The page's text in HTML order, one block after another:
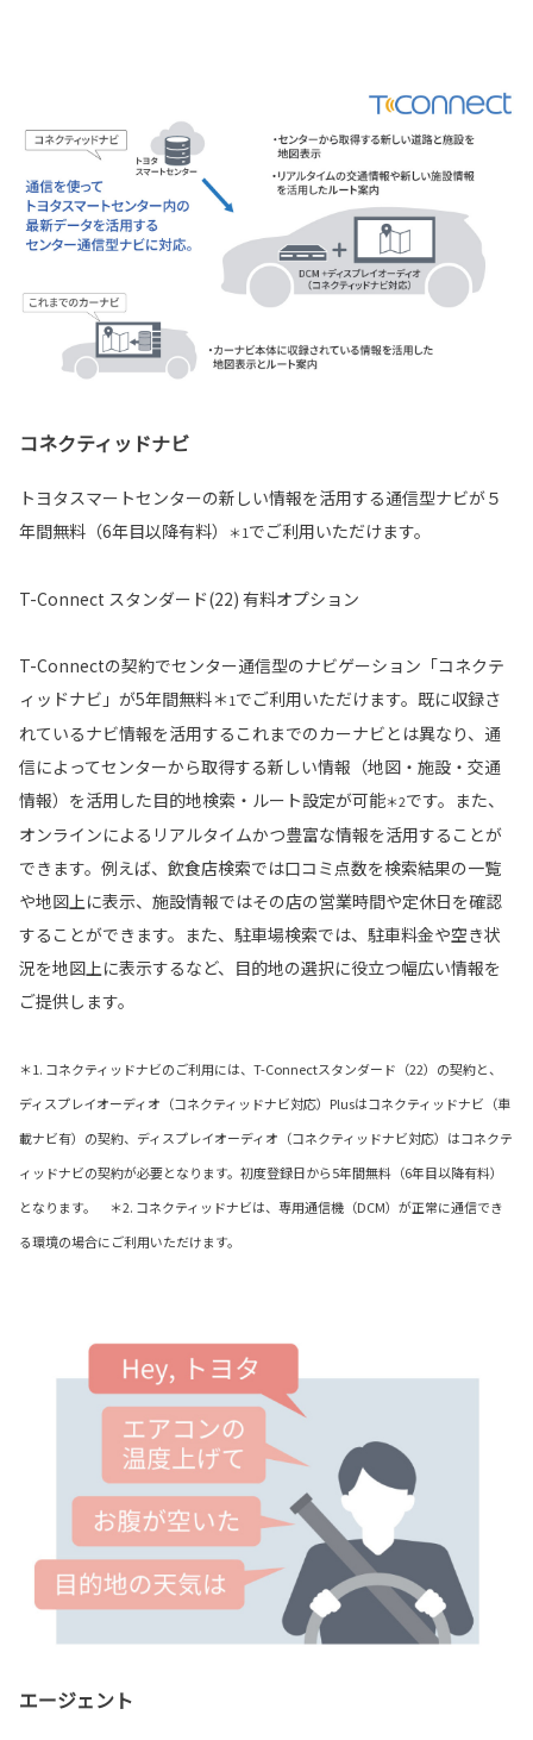
コネクティッドナビ
トヨタスマートセンターの新しい情報を活用する通信型ナビが５
年間無料（6年目以降有料）
＊1でご利用いただけます。
T-Connect スタンダード(22) 有料オプション
T-Connectの契約でセンター通信型のナビゲーション「コネクテ
ィッドナビ」が5年間無料＊1でご利用いただけます。既に収録さ
れているナビ情報を活用するこれまでのカーナビとは異なり、通
信によってセンターから取得する新しい情報（地図・施設・交通
情報）を活用した目的地検索・ルート設定が可能＊2です。また、
オンラインによるリアルタイムかつ豊富な情報を活用することが
できます。例えば、飲食店検索では口コミ点数を検索結果の一覧
や地図上に表示、施設情報ではその店の営業時間や定休日を確認
することができます。また、駐車場検索では、駐車料金や空き状
況を地図上に表示するなど、目的地の選択に役立つ幅広い情報を
ご提供します。
＊1. コネクティッドナビのご利用には、T-Connectスタンダード（22）の契約と、
ディスプレイオーディオ（コネクティッドナビ対応）Plusはコネクティッドナビ（車
載ナビ有）の契約、ディスプレイオーディオ（コネクティッドナビ対応）はコネクテ
ィッドナビの契約が必要となります。初度登録日から5年間無料（6年目以降有料）
となります。 ＊2. コネクティッドナビは、専用通信機（DCM）が正常に通信でき
る環境の場合にご利用いただけます。
エージェント